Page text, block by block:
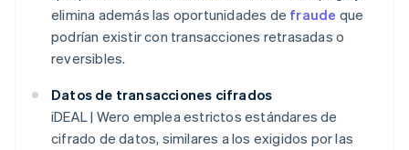
elimina además las oportunidades de fraude que
podrían existir con transacciones retrasadas o
reversibles.
Datos de transacciones cifrados
iDEAL | Wero emplea estrictos estándares de
cifrado de datos, similares a los exigidos por las